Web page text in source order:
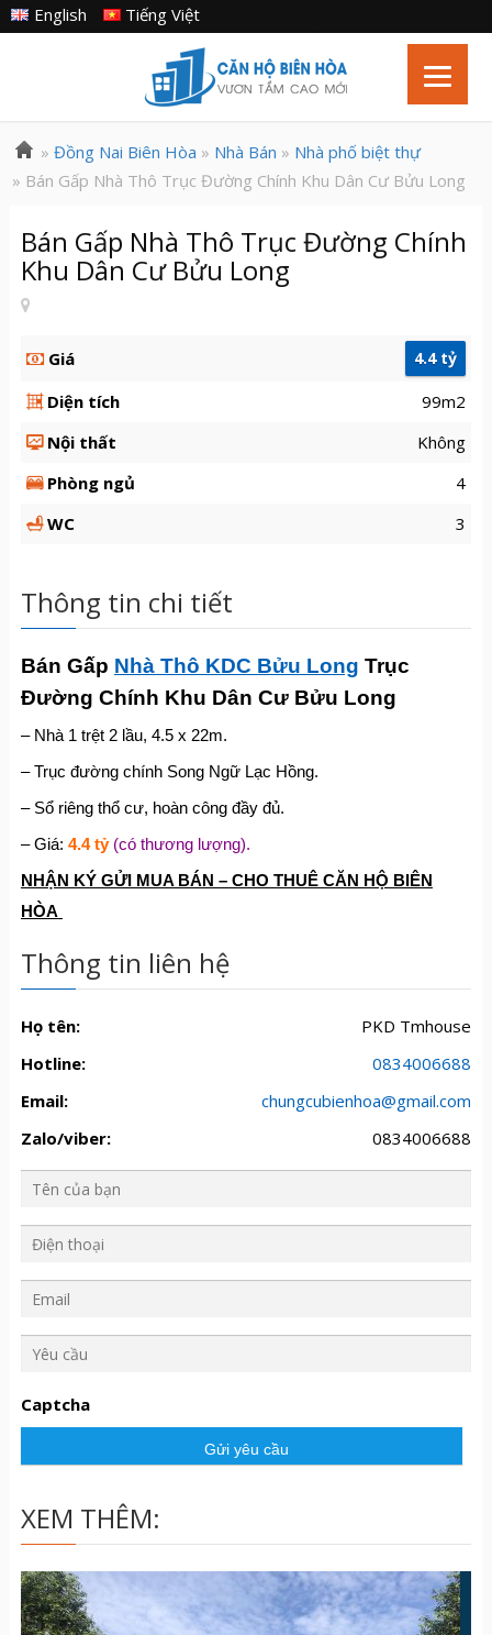
Tiếng Việt
English
» Đồng Nai Biên Hòa » Nhà Bán » Nhà phố biệt thự
» Bán Gấp Nhà Thô Trục Đường Chính Khu Dân Cư Bửu Long
Bán Gấp Nhà Thô Trục Đường Chính
Khu Dân Cư Bửu Long
Giá 4.4 tỷ
Diện tích
99m2
Nội thất
Không
Phòng ngủ
4
WC
3
Thông tin chi tiết
Bán Gấp Nhà Thô KDC Bửu Long Trục
Đường Chính Khu Dân Cư Bửu Long
– Nhà 1 trệt 2 lầu, 4.5 x 22m.
– Trục đường chính Song Ngữ Lạc Hồng.
– Sổ riêng thổ cư, hoàn công đầy đủ.
– Giá: 4.4 tỷ (có thương lượng).
NHẬN KÝ GỬI MUA BÁN – CHO THUÊ CĂN HỘ BIÊN
HÒA
Thông tin liên hệ
Họ tên:
PKD Tmhouse
Hotline:
0834006688
Email:
chungcubienhoa@gmail.com
Zalo/viber:
0834006688
c
ầ
Captcha
XEM THÊM: